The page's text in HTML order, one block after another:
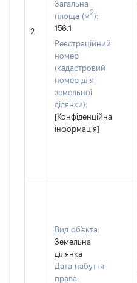
2
Загальна
площа (м2):
156.1
Реєстраційний
номер
(кадастровий
номер для
земельної
ділянки):
[Конфіденційна
інформація]
Вид об'єкта:
Земельна
ділянка
Дата набуття
права: